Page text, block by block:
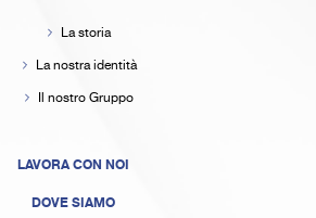
La storia
La nostra identità
Il nostro Gruppo
LAVORA CON NOI
DOVE SIAMO